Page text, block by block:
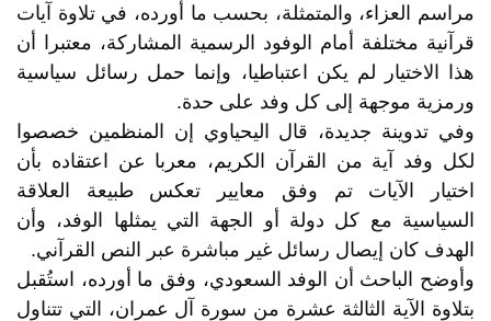
مراسم العزاء، والمتمثلة، بحسب ما أورده، في تلاوة آيات
قرآنية مختلفة أمام الوفود الرسمية المشاركة، معتبرا أن
هذا الاختيار لم يكن اعتباطيا، وإنما حمل رسائل سياسية
ورمزية موجهة إلى كل وفد على حدة.
وفي تدوينة جديدة، قال اليحياوي إن المنظمين خصصوا
لكل وفد آية من القرآن الكريم، معربا عن اعتقاده بأن
اختيار الآيات تم وفق معايير تعكس طبيعة العلاقة
السياسية مع كل دولة أو الجهة التي يمثلها الوفد، وأن
الهدف كان إيصال رسائل غير مباشرة عبر النص القرآني.
وأوضح الباحث أن الوفد السعودي، وفق ما أورده، استُقبل
بتلاوة الآية الثالثة عشرة من سورة آل عمران، التي تتناول